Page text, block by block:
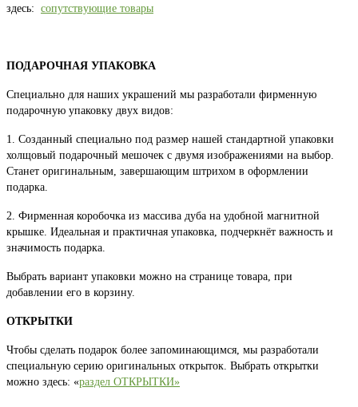
здесь: сопутствующие товары
ПОДАРОЧНАЯ УПАКОВКА
Специально для наших украшений мы разработали фирменную
подарочную упаковку двух видов:
1. Созданный специально под размер нашей стандартной упаковки
холщовый подарочный мешочек с двумя изображениями на выбор.
Станет оригинальным, завершающим штрихом в оформлении
подарка.
2. Фирменная коробочка из массива дуба на удобной магнитной
крышке. Идеальная и практичная упаковка, подчеркнёт важность и
значимость подарка.
Выбрать вариант упаковки можно на странице товара, при
добавлении его в корзину.
ОТКРЫТКИ
Чтобы сделать подарок более запоминающимся, мы разработали
специальную серию оригинальных открыток. Выбрать открытки
можно здесь: «раздел ОТКРЫТКИ»